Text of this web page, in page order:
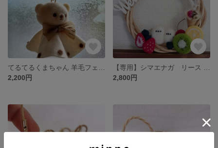
2,200円
2,800円